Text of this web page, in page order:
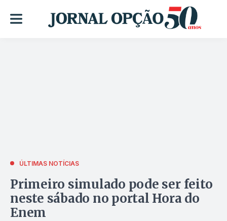
ÚLTIMAS NOTÍCIAS
Primeiro simulado pode ser feito
neste sábado no portal Hora do
Enem